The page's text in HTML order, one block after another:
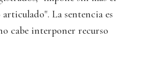
La sentencia es
cabe interponer recurso